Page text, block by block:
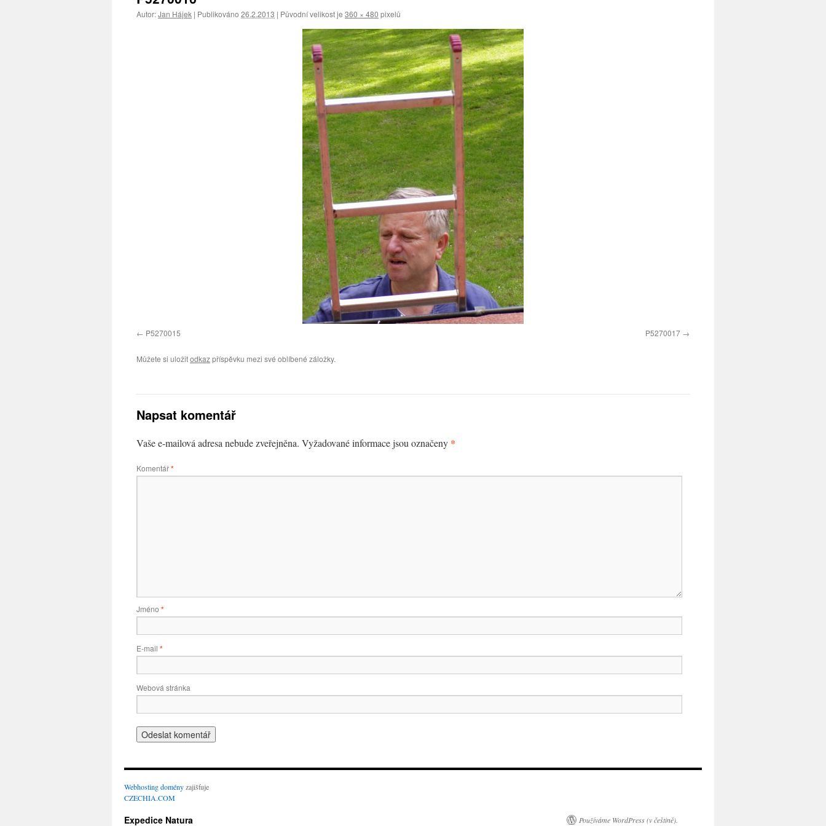
Autor:Jan Hájek | Publikováno 26.2.2013 | Původní velikost je 360 × 480 pixelů
P5270015 P5270017
Můžete si uložitodkazpříspěvku mezi své oblíbené záložky.
Napsat komentář
Vaše e-mailová adresa nebude zveřejněna. Vyžadované informace jsou označeny *
Komentář*
Jméno *
E-mail *
Webová stránka
Webhostingdoményzajišťuje
CZECHIA.COM
Expedice Natura Používáme WordPress (v češtině).